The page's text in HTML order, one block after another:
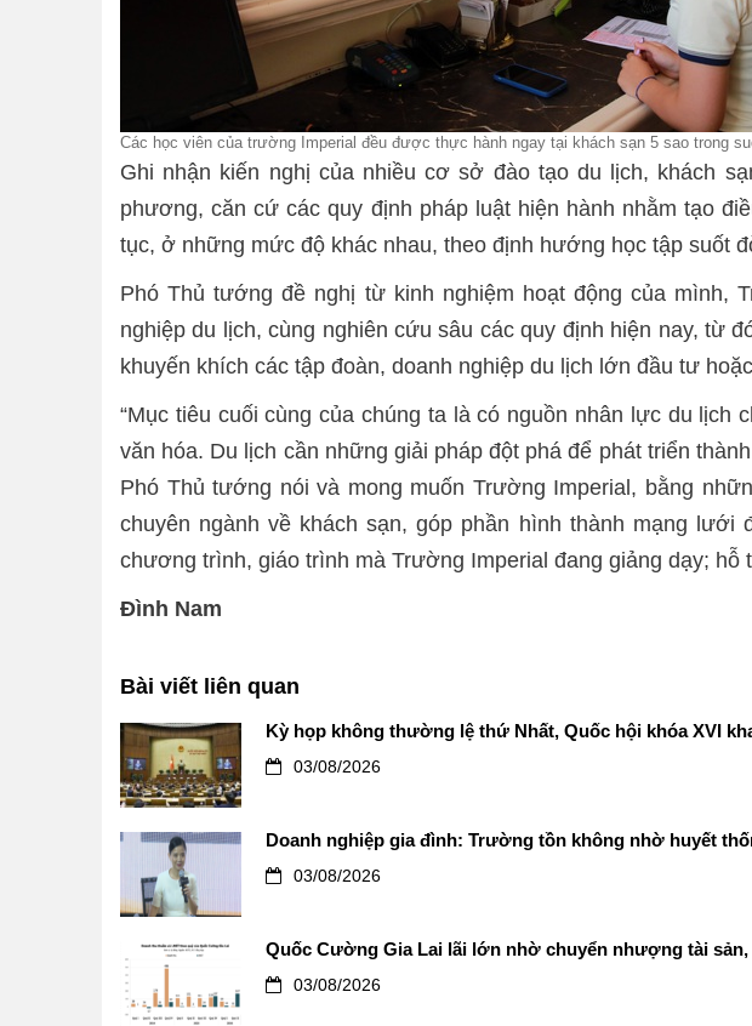
Các học viên của trường Imperial đều được thực hành ngay tại khách sạn 5 sao trong
Ghi nhận kiến nghị của nhiều cơ sở đào tạo du lịch, khách
phương, căn cứ các quy định pháp luật hiện hành nhằm tạo
tục, ở những mức độ khác nhau, theo định hướng học tập suốt
Phó Thủ tướng đề nghị từ kinh nghiệm hoạt động của mình,
nghiệp du lịch, cùng nghiên cứu sâu các quy định hiện nay, từ
khuyến khích các tập đoàn, doanh nghiệp du lịch lớn đầu tư
“Mục tiêu cuối cùng của chúng ta là có nguồn nhân lực du
văn hóa. Du lịch cần những giải pháp đột phá để phát triển
Phó Thủ tướng nói và mong muốn Trường Imperial, bằng
chuyên ngành về khách sạn, góp phần hình thành mạng
chương trình, giáo trình mà Trường Imperial đang giảng dạy;
Đình Nam
Bài viết liên quan
Kỳ họp không thường lệ thứ Nhất, Quốc hội khóa XVI
03/08/2026
Doanh nghiệp gia đình: Trường tồn không nhờ huyết
03/08/2026
Quốc Cường Gia Lai lãi lớn nhờ chuyển nhượng tài
03/08/2026